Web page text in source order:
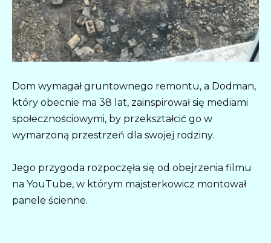
Dom wymagał gruntownego remontu, a Dodman,
który obecnie ma 38 lat, zainspirował się mediami
społecznościowymi, by przekształcić go w
wymarzoną przestrzeń dla swojej rodziny.
Jego przygoda rozpoczęła się od obejrzenia filmu
na YouTube, w którym majsterkowicz montował
panele ścienne.